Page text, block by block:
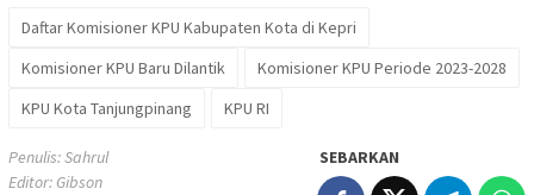
Daftar Komisioner KPU Kabupaten Kota di Kepri
Komisioner KPU Baru Dilantik
Komisioner KPU Periode 2023-2028
KPU Kota Tanjungpinang
KPU RI
Penulis: Sahrul
Editor: Gibson
SEBARKAN